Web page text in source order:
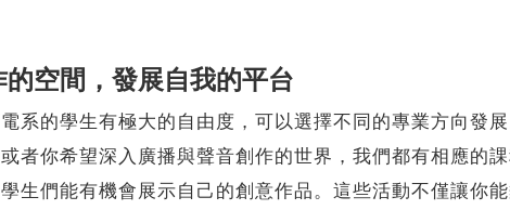
的空間，發展自我的平台
的學生有極大的自由度，可以選擇不同的專業方向發展
者你希望深入廣播與聲音創作的世界，我們都有相應的
生們能有機會展示自己的創意作品。這些活動不僅讓你